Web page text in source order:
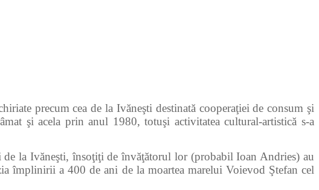
precum cea de la Ivăneşti destinată cooperaţiei de consum şi
şi acela prin anul 1980, totuşi activitatea cultural-artistică s-a
Ivăneşti, însoţiţi de învăţătorul lor (probabil Ioan Andries) au
împlinirii a 400 de ani de la moartea marelui Voievod Ştefan cel